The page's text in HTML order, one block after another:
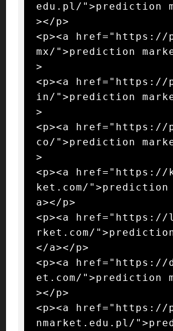
edu.pl/">prediction
></p>
<p><a href="https://
mx/">prediction
>
<p><a href="https://
in/">prediction
>
<p><a href="https://
co/">prediction
>
<p><a href="https://
ket.com/">prediction
a></p>
<p><a href="https://
rket.com/
</a></p>
<p><a href="https://
et.com/">prediction
></p>
<p><a href="https://
nmarket.edu.pl/